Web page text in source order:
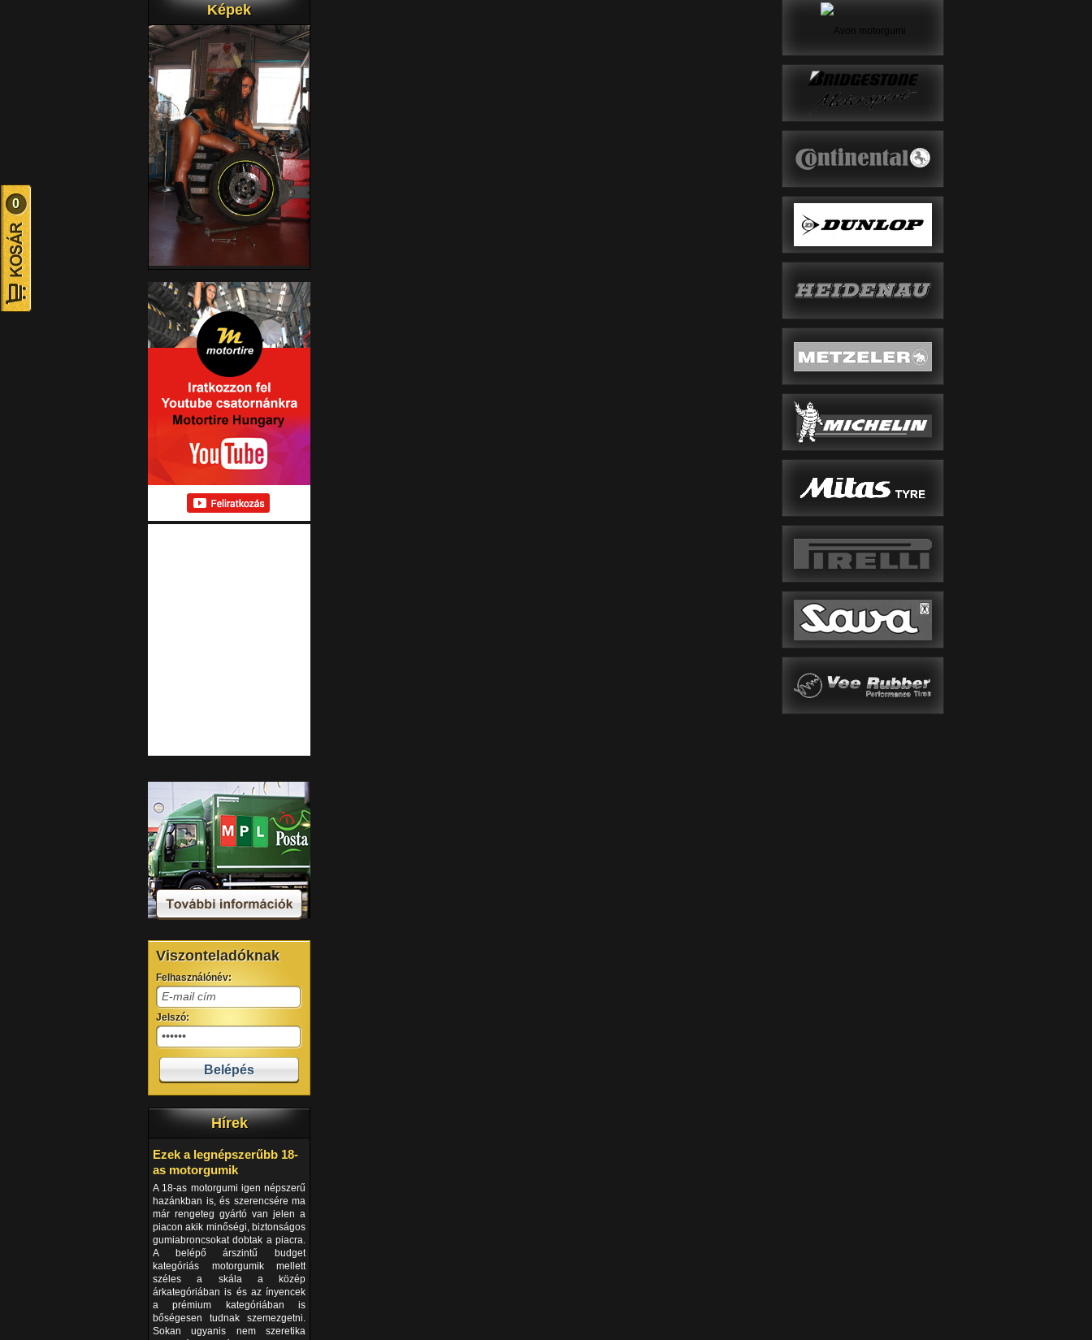
0
Képek
Viszonteladóknak
Felhasználónév:
Jelszó:
Hírek
Ezek a legnépszerűbb 18-
as motorgumik
A 18-as motorgumi igen népszerű
hazánkban is, és szerencsére ma
már rengeteg gyártó van jelen a
piacon akik minőségi, biztonságos
gumiabroncsokat dobtak a piacra.
A belépő árszintű budget
kategóriás motorgumik mellett
széles a skála a közép
árkategóriában is és az ínyencek
a prémium kategóriában is
bőségesen tudnak szemezgetni.
Sokan ugyanis nem szeretika